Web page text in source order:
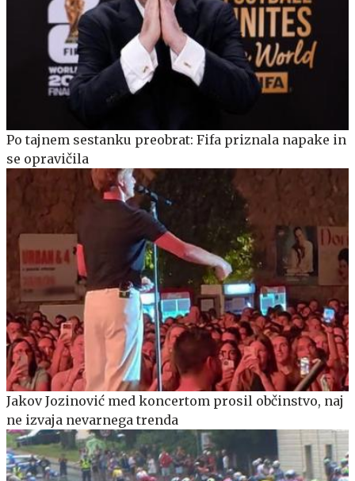
Po tajnem sestanku preobrat: Fifa priznala napake in
se opravičila
Jakov Jozinović med koncertom prosil občinstvo, naj
ne izvaja nevarnega trenda